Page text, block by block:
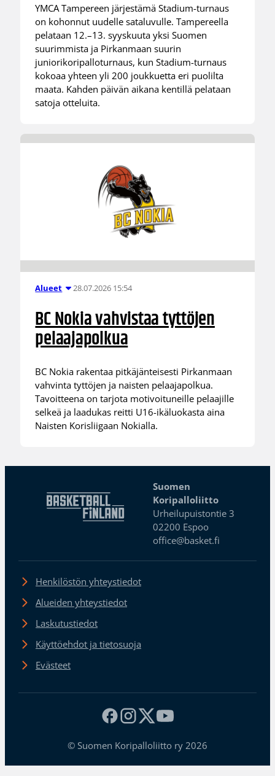
YMCA Tampereen järjestämä Stadium-turnaus
on kohonnut uudelle sataluvulle. Tampereella
pelataan 12.–13. syyskuuta yksi Suomen
suurimmista ja Pirkanmaan suurin
juniorikoripalloturnaus, kun Stadium-turnaus
kokoaa yhteen yli 200 joukkuetta eri puolilta
maata. Kahden päivän aikana kentillä pelataan
satoja otteluita.
Alueet 28.07.2026 15:54
BC Nokia vahvistaa tyttöjen
pelaajapolkua
BC Nokia rakentaa pitkäjänteisesti Pirkanmaan
vahvinta tyttöjen ja naisten pelaajapolkua.
Tavoitteena on tarjota motivoituneille pelaajille
selkeä ja laadukas reitti U16-ikäluokasta aina
Naisten Korisliigaan Nokialla.
Suomen
Koripalloliitto
Urheilupuistontie 3
02200 Espoo
office@basket.fi
Henkilöstön yhteystiedot
Alueiden yhteystiedot
Laskutustiedot
Käyttöehdot ja tietosuoja
Evästeet
© Suomen Koripalloliitto ry 2026